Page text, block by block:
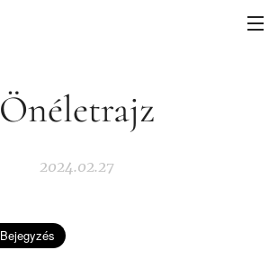
Önéletrajz
2024.02.27